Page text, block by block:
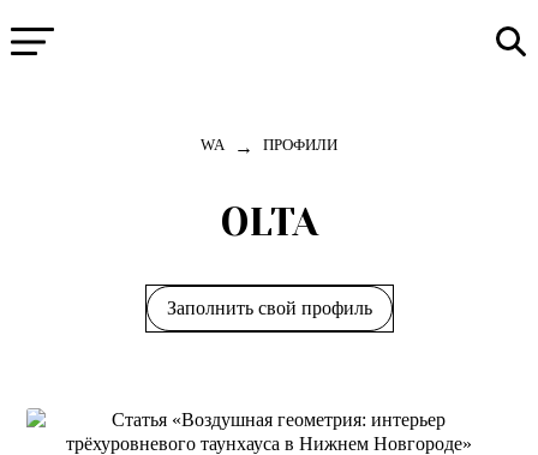
WA → ПРОФИЛИ
OLTA
Заполнить свой профиль